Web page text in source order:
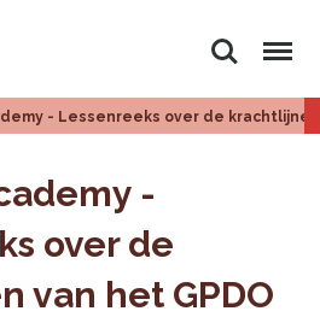
Search Menu
- Lessenreeks over de krachtlijnen
-
over de
van het GPDO